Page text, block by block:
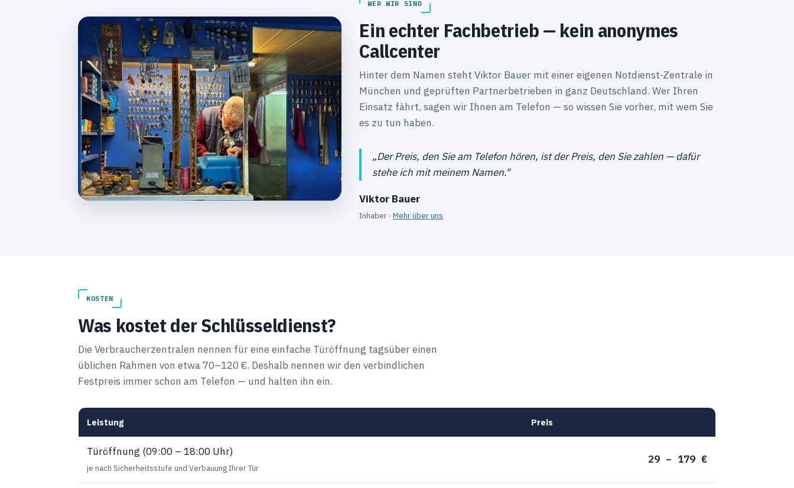
WER WIR SIND
Ein echter Fachbetrieb — kein anonymes
Callcenter
Hinter dem Namen steht Viktor Bauer mit einer eigenen Notdienst-Zentrale in
München und geprüften Partnerbetrieben in ganz Deutschland. Wer Ihren
Einsatz fährt, sagen wir Ihnen am Telefon — so wissen Sie vorher, mit wem Sie
es zu tun haben.
„Der Preis, den Sie am Telefon hören, ist der Preis, den Sie zahlen — dafür
stehe ich mit meinem Namen."
Viktor Bauer
Inhaber ·Mehr über uns
KOSTEN
Was kostet der Schlüsseldienst?
Die Verbraucherzentralen nennen für eine einfache Türöffnung tagsüber einen
üblichen Rahmen von etwa 70–120 €. Deshalb nennen wir den verbindlichen
Festpreis immer schon am Telefon — und halten ihn ein.
Leistung Preis
Türöffnung (09:00 – 18:00 Uhr)
je nach Sicherheitsstufe und Verbauung Ihrer Tür
29 – 179 €